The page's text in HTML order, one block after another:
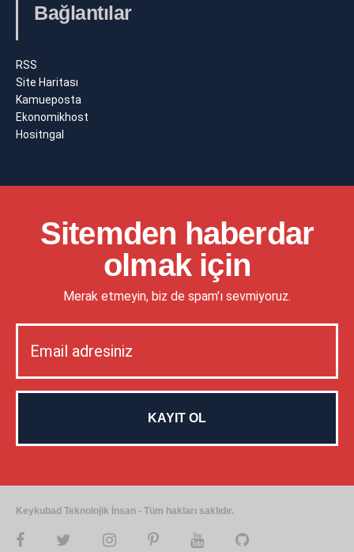
Bağlantılar
RSS
Site Haritası
Kamueposta
Ekonomikhost
Hositngal
Sitemden haberdar
olmak için
Merak etmeyin, biz de spam'ı sevmiyoruz.
Keykubad Teknolojik İnsan - Tüm hakları saklıdır.